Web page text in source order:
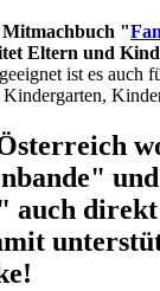
"
Eltern und
ist es auch
auch